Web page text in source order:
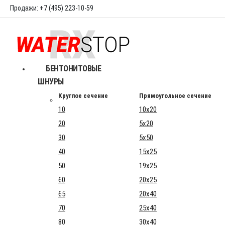
Продажи: +7 (495) 223-10-59
БЕНТОНИТОВЫЕ
ШНУРЫ
Круглое сечение Прямоугольное сечение
10
10x20
20
5x20
30
5x50
40
15x25
50
19x25
60
20x25
65
20x40
70
25x40
80
30x40